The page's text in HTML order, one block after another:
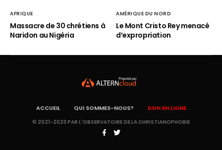
AFRIQUE
Massacre de 30 chrétiens à
Naridon au Nigéria
AMÉRIQUE DU NORD
Le Mont Cristo Rey menacé
d’expropriation
ACCUEIL QUI SOMMES-NOUS? DON EN LIGNE
© 2021-2023 PAR L'OBSERVATOIRE DE LA CHRISTIANOPHOBIE